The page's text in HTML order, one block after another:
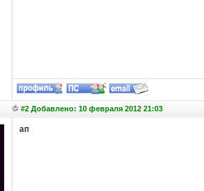
#2 Добавлено: 10 февраля 2012 21:03
ап